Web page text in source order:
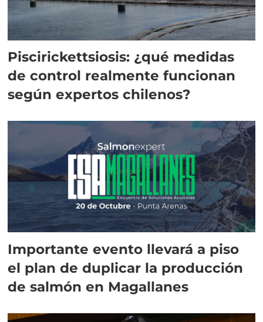
Piscirickettsiosis: ¿qué medidas
de control realmente funcionan
según expertos chilenos?
Importante evento llevará a piso
el plan de duplicar la producción
de salmón en Magallanes